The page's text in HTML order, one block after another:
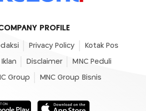
PROFILE
Privacy Policy Kotak Pos
Disclaimer MNC Peduli
Group MNC Group Bisnis